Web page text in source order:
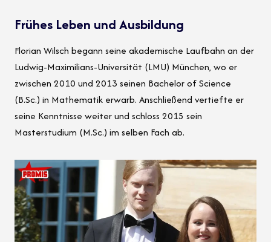
Frühes Leben und Ausbildung
Florian Wilsch begann seine akademische Laufbahn an der
Ludwig-Maximilians-Universität (LMU) München, wo er
zwischen 2010 und 2013 seinen Bachelor of Science
(B.Sc.) in Mathematik erwarb. Anschließend vertiefte er
seine Kenntnisse weiter und schloss 2015 sein
Masterstudium (M.Sc.) im selben Fach ab.